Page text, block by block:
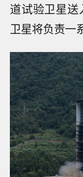
道试验卫星
卫星将负责一